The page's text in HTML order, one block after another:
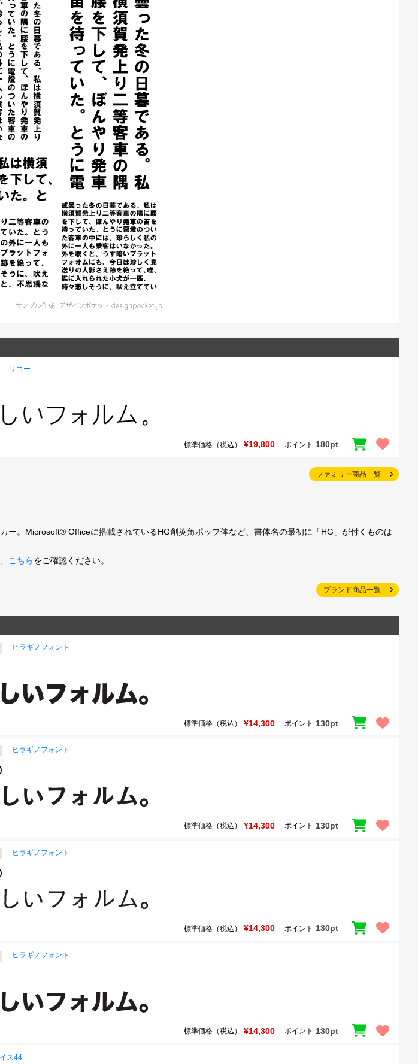
リコー
標準価格（税込） ¥19,800 ポイント 180pt
ファミリー商品一覧
ー。Microsoft® Officeに搭載されているHG創英角ポップ体など、書体名の最初に「HG」が付くものは
こちらをご確認ください。
ブランド商品一覧
ヒラギノフォント
標準価格（税込） ¥14,300 ポイント 130pt
ヒラギノフォント
標準価格（税込） ¥14,300 ポイント 130pt
ヒラギノフォント
標準価格（税込） ¥14,300 ポイント 130pt
ヒラギノフォント
標準価格（税込） ¥14,300 ポイント 130pt
ス44